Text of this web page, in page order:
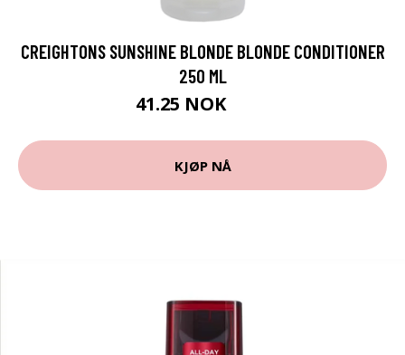
CREIGHTONS SUNSHINE BLONDE BLONDE CONDITIONER
250 ML
41.25 NOK
KJØP NÅ